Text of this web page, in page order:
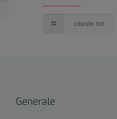
citeste tot
Generale